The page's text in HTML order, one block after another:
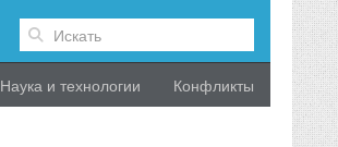
Наука и технологии Конфликты